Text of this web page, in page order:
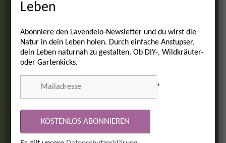
Leben
Abonniere den Lavendelo-Newsletter und du wirst die
Natur in dein Leben holen. Durch einfache Anstupser,
dein Leben naturnah zu gestalten. Ob DIY-, Wildkräuter-
oder Gartenkicks.
*